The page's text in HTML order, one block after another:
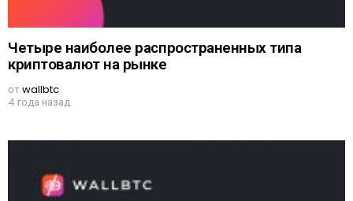
Четыре наиболее распространенных типа
криптовалют на рынке
отwallbtc
4 года назад